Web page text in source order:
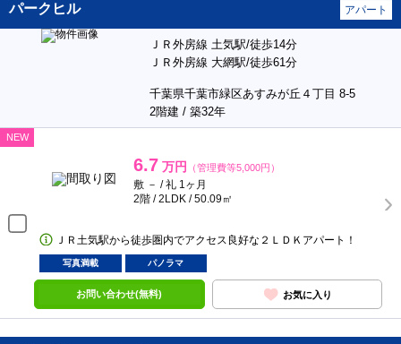
パークヒル アパート
ＪＲ外房線 土気駅/徒歩14分
ＪＲ外房線 大網駅/徒歩61分
千葉県千葉市緑区あすみが丘４丁目 8-5
2階建 / 築32年
NEW
6.7 万円 （管理費等5,000円）
敷 － / 礼 1ヶ月
2階 / 2LDK / 50.09㎡
ＪＲ土気駅から徒歩圏内でアクセス良好な２ＬＤＫアパート！
写真満載 パノラマ
お問い合わせ(無料) お気に入り